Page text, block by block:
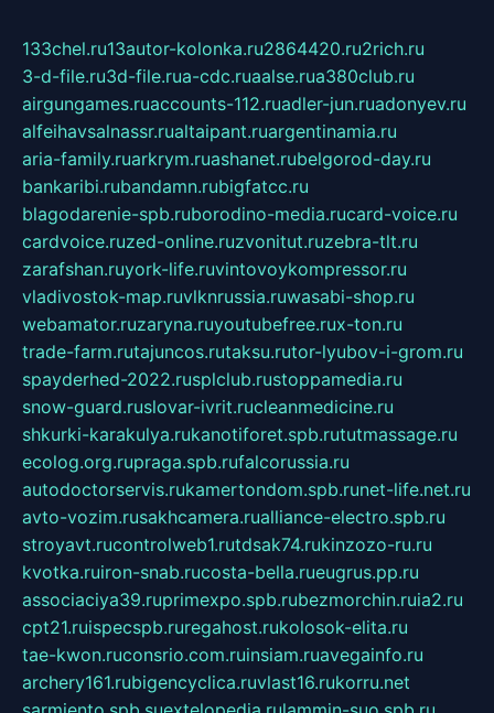
133chel.ru13autor-kolonka.ru2864420.ru2rich.ru
3-d-file.ru3d-file.rua-cdc.ruaalse.rua380club.ru
airgungames.ruaccounts-112.ruadler-jun.ruadonyev.ru
alfeihavsalnassr.rualtaipant.ruargentinamia.ru
aria-family.ruarkrym.ruashanet.rubelgorod-day.ru
bankaribi.rubandamn.rubigfatcc.ru
blagodarenie-spb.ruborodino-media.rucard-voice.ru
cardvoice.ruzed-online.ruzvonitut.ruzebra-tlt.ru
zarafshan.ruyork-life.ruvintovoykompressor.ru
vladivostok-map.ruvlknrussia.ruwasabi-shop.ru
webamator.ruzaryna.ruyoutubefree.rux-ton.ru
trade-farm.rutajuncos.rutaksu.rutor-lyubov-i-grom.ru
spayderhed-2022.rusplclub.rustoppamedia.ru
snow-guard.ruslovar-ivrit.rucleanmedicine.ru
shkurki-karakulya.rukanotiforet.spb.rututmassage.ru
ecolog.org.rupraga.spb.rufalcorussia.ru
autodoctorservis.rukamertondom.spb.runet-life.net.ru
avto-vozim.rusakhcamera.rualliance-electro.spb.ru
stroyavt.rucontrolweb1.rutdsak74.rukinzozo-ru.ru
kvotka.ruiron-snab.rucosta-bella.rueugrus.pp.ru
associaciya39.ruprimexpo.spb.rubezmorchin.ruia2.ru
cpt21.ruispecspb.ruregahost.rukolosok-elita.ru
tae-kwon.ruconsrio.com.ruinsiam.ruavegainfo.ru
archery161.rubigencyclica.ruvlast16.rukorru.net